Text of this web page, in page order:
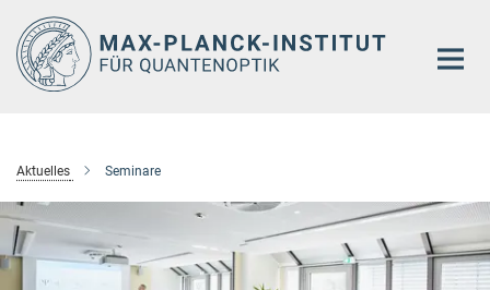
Hauptinhalt
Aktuelles Seminare